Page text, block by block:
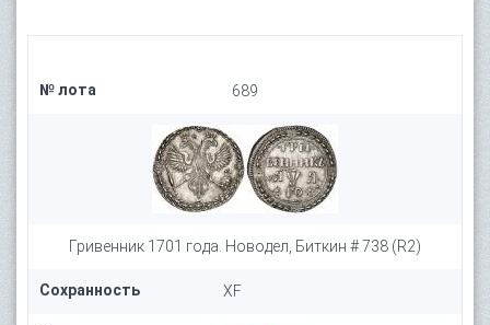
№ лота 689
Гривенник 1701 года. Новодел, Биткин # 738 (R2)
Сохранность XF